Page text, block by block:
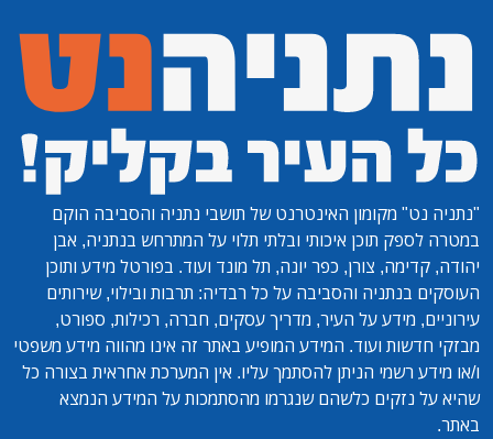
"נתניה נט" מקומון האינטרנט של תושבי נתניה והסביבה הוקם
במטרה לספק תוכן איכותי ובלתי תלוי על המתרחש בנתניה, אבן
יהודה, קדימה, צורן, כפר יונה, תל מונד ועוד. בפורטל מידע ותוכן
העוסקים בנתניה והסביבה על כל רבדיה: תרבות ובילוי, שירותים
עירוניים, מידע על העיר, מדריך עסקים, חברה, רכילות, ספורט,
מבזקי חדשות ועוד. המידע המופיע באתר זה אינו מהווה מידע משפטי
ו/או מידע רשמי הניתן להסתמך עליו. אין המערכת אחראית בצורה כל
שהיא על נזקים כלשהם שנגרמו מהסתמכות על המידע הנמצא
באתר.